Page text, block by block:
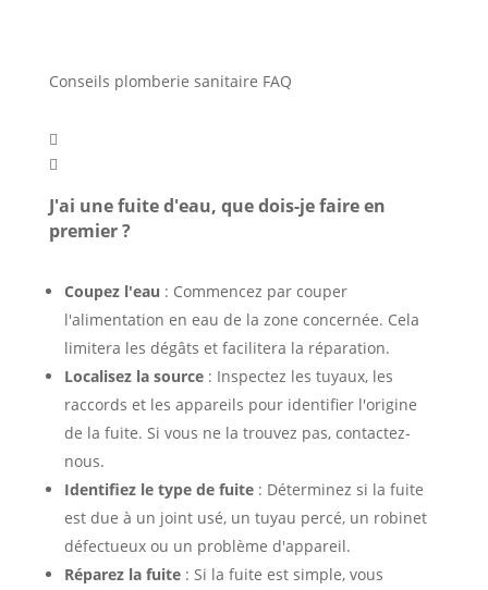
Conseils plomberie sanitaire FAQ


J'ai une fuite d'eau, que dois-je faire en
premier ?
Coupez l'eau : Commencez par couper
l'alimentation en eau de la zone concernée. Cela
limitera les dégâts et facilitera la réparation.
Localisez la source: Inspectez les tuyaux, les
raccords et les appareils pour identifier l'origine
de la fuite. Si vous ne la trouvez pas, contactez-
nous.
Identifiez le type de fuite: Déterminez si la fuite
est due à un joint usé, un tuyau percé, un robinet
défectueux ou un problème d'appareil.
Réparez la fuite: Si la fuite est simple, vous